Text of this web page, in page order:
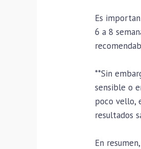
Es
6 a 8
**Sin
sensible o
poco vello,
resultados
En